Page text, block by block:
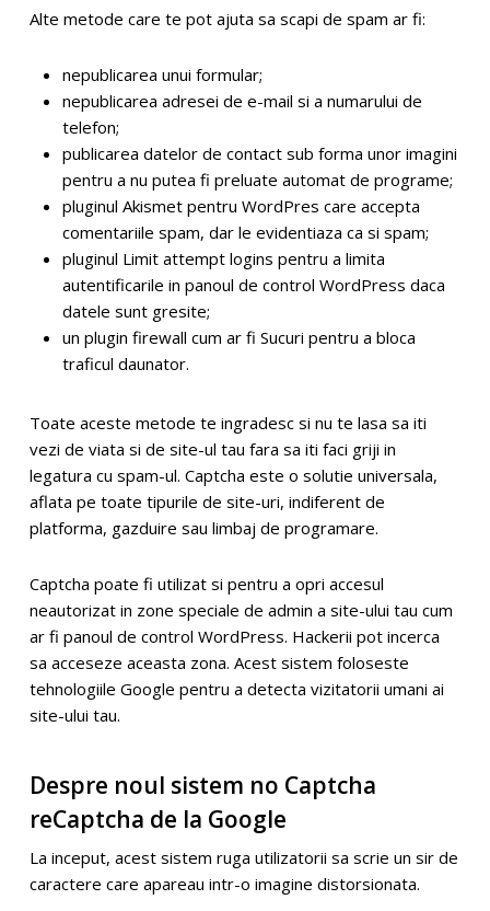
Alte metode care te pot ajuta sa scapi de spam ar fi:
nepublicarea unui formular;
nepublicarea adresei de e-mail si a numarului de
telefon;
publicarea datelor de contact sub forma unor imagini
pentru a nu putea fi preluate automat de programe;
pluginul Akismet pentru WordPres care accepta
comentariile spam, dar le evidentiaza ca si spam;
pluginul Limit attempt logins pentru a limita
autentificarile in panoul de control WordPress daca
datele sunt gresite;
un plugin firewall cum ar fi Sucuri pentru a bloca
traficul daunator.
Toate aceste metode te ingradesc si nu te lasa sa iti
vezi de viata si de site-ul tau fara sa iti faci griji in
legatura cu spam-ul. Captcha este o solutie universala,
aflata pe toate tipurile de site-uri, indiferent de
platforma, gazduire sau limbaj de programare.
Captcha poate fi utilizat si pentru a opri accesul
neautorizat in zone speciale de admin a site-ului tau cum
ar fi panoul de control WordPress. Hackerii pot incerca
sa acceseze aceasta zona. Acest sistem foloseste
tehnologiile Google pentru a detecta vizitatorii umani ai
site-ului tau.
Despre noul sistem no Captcha
reCaptcha de la Google
La inceput, acest sistem ruga utilizatorii sa scrie un sir de
caractere care apareau intr-o imagine distorsionata.